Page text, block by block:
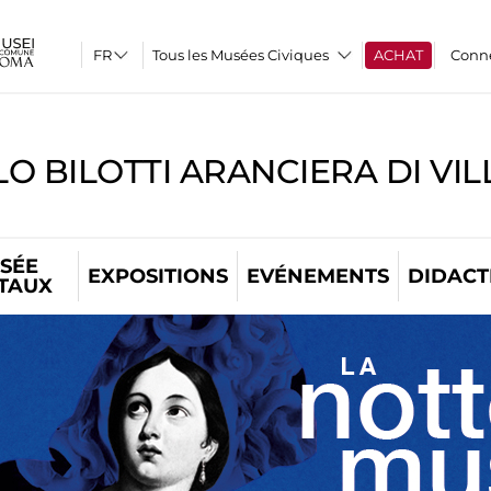
Tous les Musées Civiques ACHAT
BILOTTI ARANCIERA DI
EXPOSITIONS EVÉNEMENTS